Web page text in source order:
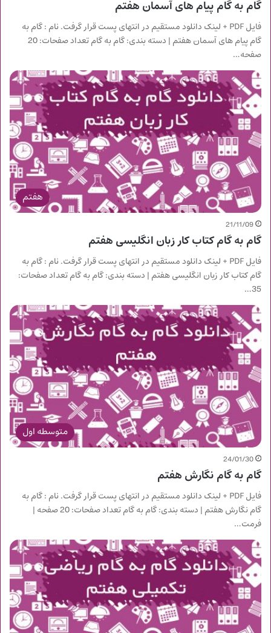
گام به گام پیام های آسمان هفتم
فایل PDF + لینک دانلود مستقیم در انتهای پست قرار گرفت. نام : گام به
گام پیام های آسمان هفتم | دسته بندی: گام به گام تعداد صفحات: 20
صفحه…
هفتم
21/11/09
گام به گام کتاب کار زبان انگلیسی هفتم
فایل PDF + لینک دانلود مستقیم در انتهای پست قرار گرفت. نام : گام به
گام کتاب کار زبان انگلیسی هفتم | دسته بندی: گام به گام تعداد صفحات:
35…
متوسطه اول
24/01/30
گام به گام نگارش هفتم
فایل PDF + لینک دانلود مستقیم در انتهای پست قرار گرفت. نام : گام به
گام نگارش هفتم | دسته بندی: گام به گام تعداد صفحات: 20 صفحه |
فرمت…